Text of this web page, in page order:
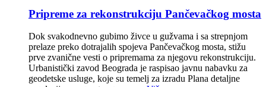
Pripreme za rekonstrukciju Pančevačkog mosta
Dok svakodnevno gubimo živce u gužvama i sa strepnjom
prelaze preko dotrajalih spojeva Pančevačkog mosta, stižu
prve zvanične vesti o pripremama za njegovu rekonstrukciju.
Urbanistički zavod Beograda je raspisao javnu nabavku za
geodetske usluge, koje su temelj za izradu Plana detaljne